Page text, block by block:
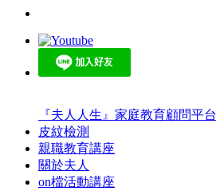
『夫人人生』家庭教育顧問平台
皮紋檢測
親職教育講座
關於夫人
on檔活動講座